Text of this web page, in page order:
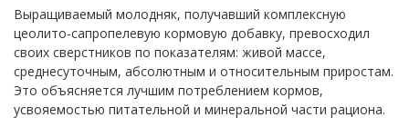
Выращиваемый молодняк, получавший комплексную
цеолито-сапропелевую кормовую добавку, превосходил
своих сверстников по показателям: живой массе,
среднесуточным, абсолютным и относительным приростам.
Это объясняется лучшим потреблением кормов,
усвояемостью питательной и минеральной части рациона.